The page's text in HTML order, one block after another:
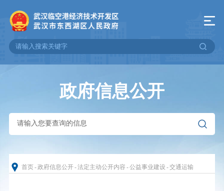
政府信息公开
首页-政府信息公开-法定主动公开内容 -公益事业建设 -交通运输